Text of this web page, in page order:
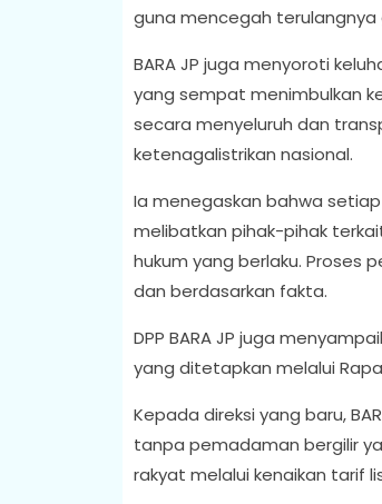
guna mencegah terulangnya
BARA JP juga menyoroti
yang sempat menimbulkan
secara menyeluruh dan
ketenagalistrikan nasional.
Ia menegaskan bahwa
melibatkan pihak-pihak
hukum yang berlaku. Proses
dan berdasarkan fakta.
DPP BARA JP juga
yang ditetapkan melalui
Kepada direksi yang baru,
tanpa pemadaman bergilir
rakyat melalui kenaikan tarif